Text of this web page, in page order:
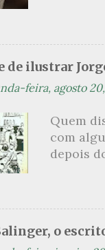
não,
toda
na hora
de ilustrar
feira, agosto
Quem
com
depois
o